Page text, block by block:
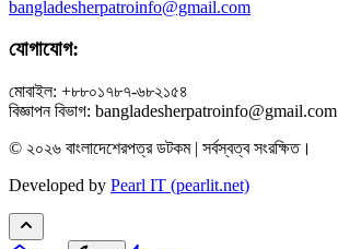
bangladesherpatroinfo@gmail.com
যোগাযোগ:
মোবাইল: +৮৮০১৭৮৭-৬৮২১৫৪
বিজ্ঞাপন বিভাগ: bangladesherpatroinfo@gmail.com
© ২০২৬ বাংলাদেশেরপত্র ডটকম | সর্বস্বত্ব সংরক্ষিত।
Developed by Pearl IT (pearlit.net)